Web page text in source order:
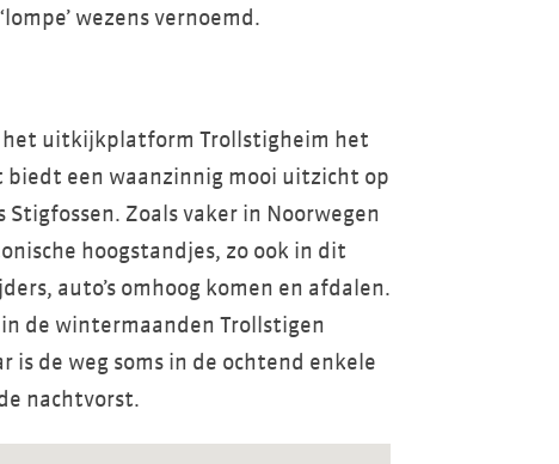
wezens vernoemd.
uitkijkplatform Trollstigheim het
biedt een waanzinnig mooi uitzicht op
Zoals vaker in Noorwegen
hoogstandjes, zo ook in dit
auto’s omhoog komen en afdalen.
de wintermaanden Trollstigen
is de weg soms in de ochtend enkele
nachtvorst.